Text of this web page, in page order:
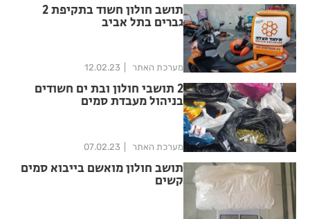
תושב חולון חשוד בתקיפת 2
גברים בתל אביב
מערכת האתר 12.02.23
2 תושבי חולון ובת ים חשודים
בניהול מעבדת סמים
מערכת האתר 07.02.23
תושב חולון מואשם בייבוא סמים
קשים